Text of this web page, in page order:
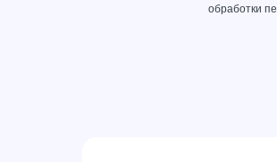
обработки